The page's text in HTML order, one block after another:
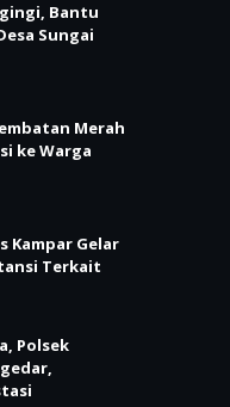
Bantu
Sungai
Merah
ke Warga
Kampar Gelar
Terkait
Polsek